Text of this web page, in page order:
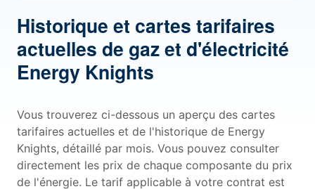
Historique et cartes tarifaires
actuelles de gaz et d'électricité
Energy Knights
Vous trouverez ci-dessous un aperçu des cartes
tarifaires actuelles et de l'historique de Energy
Knights, détaillé par mois. Vous pouvez consulter
directement les prix de chaque composante du prix
de l'énergie. Le tarif applicable à votre contrat est